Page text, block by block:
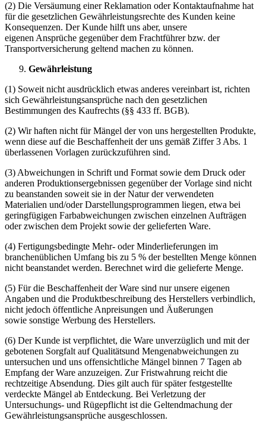
(2) Die Versäumung einer Reklamation oder Kontaktaufnahme hat
für die gesetzlichen Gewährleistungsrechte des Kunden keine
Konsequenzen. Der Kunde hilft uns aber, unsere
eigenen Ansprüche gegenüber dem Frachtführer bzw. der
Transportversicherung geltend machen zu können.
Gewährleistung
(1) Soweit nicht ausdrücklich etwas anderes vereinbart ist, richten
sich Gewährleistungsansprüche nach den gesetzlichen
Bestimmungen des Kaufrechts (§§ 433 ff. BGB).
(2) Wir haften nicht für Mängel der von uns hergestellten Produkte,
wenn diese auf die Beschaffenheit der uns gemäß Ziffer 3 Abs. 1
überlassenen Vorlagen zurückzuführen sind.
(3) Abweichungen in Schrift und Format sowie dem Druck oder
anderen Produktionsergebnissen gegenüber der Vorlage sind nicht
zu beanstanden soweit sie in der Natur der verwendeten
Materialien und/oder Darstellungsprogrammen liegen, etwa bei
geringfügigen Farbabweichungen zwischen einzelnen Aufträgen
oder zwischen dem Projekt sowie der gelieferten Ware.
(4) Fertigungsbedingte Mehr- oder Minderlieferungen im
branchenüblichen Umfang bis zu 5 % der bestellten Menge können
nicht beanstandet werden. Berechnet wird die gelieferte Menge.
(5) Für die Beschaffenheit der Ware sind nur unsere eigenen
Angaben und die Produktbeschreibung des Herstellers verbindlich,
nicht jedoch öffentliche Anpreisungen und Äußerungen
sowie sonstige Werbung des Herstellers.
(6) Der Kunde ist verpflichtet, die Ware unverzüglich und mit der
gebotenen Sorgfalt auf Qualitätsund Mengenabweichungen zu
untersuchen und uns offensichtliche Mängel binnen 7 Tagen ab
Empfang der Ware anzuzeigen. Zur Fristwahrung reicht die
rechtzeitige Absendung. Dies gilt auch für später festgestellte
verdeckte Mängel ab Entdeckung. Bei Verletzung der
Untersuchungs- und Rügepflicht ist die Geltendmachung der
Gewährleistungsansprüche ausgeschlossen.